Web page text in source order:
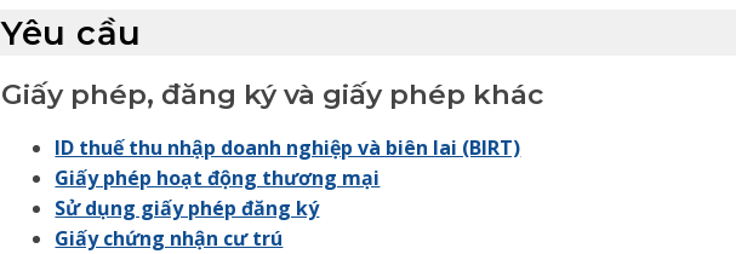
Yêu cầu
Giấy phép, đăng ký và giấy phép khác
ID thuế thu nhập doanh nghiệp và biên lai (BIRT)
Giấy phép hoạt động thương mại
Sử dụng giấy phép đăng ký
Giấy chứng nhận cư trú